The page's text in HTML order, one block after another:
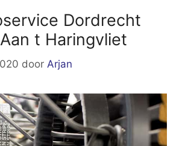
Dordrecht
t Haringvliet
door Arjan